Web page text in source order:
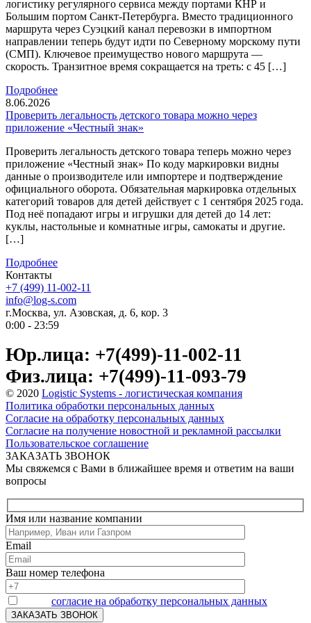
логистику регулярного сервиса между портами КНР и
Большим портом Санкт-Петербурга. Вместо традиционного
маршрута через Суэцкий канал перевозки в импортном
направлении теперь будут идти по Северному морскому пути
(СМП). Ключевое преимущество нового маршрута —
скорость. Транзитное время сокращается на треть: с 45 […]
Подробнее
8.06.2026
Проверить легальность детского товара можно через
приложение «Честный знак»
Проверить легальность детского товара теперь можно через
приложение «Честный знак» По коду маркировки видны
данные о производителе или импортере и подтверждение
официального оборота. Обязательная маркировка отдельных
категорий товаров для детей действует с 1 сентября 2025 года.
Под неё попадают игры и игрушки для детей до 14 лет:
куклы, настольные и комнатные игры, самокаты и другие.
[…]
Подробнее
Контакты
+7 (499) 11-002-11
info@log-s.com
г.Москва, ул. Азовская, д. 6, кор. 3
0:00 - 23:59
Юр.лица: +7(499)-11-002-11
Физ.лица: +7(499)-11-093-79
© 2020 Logistic Systems - логистическая компания
Политика обработки персональных данных
Согласие на обработку персональных данных
Согласие на получение новостной и рекламной рассылки
Пользовательское соглашение
ЗАКАЗАТЬ ЗВОНОК
Мы свяжемся с Вами в ближайшее время и ответим на ваши
вопросы
Имя или название компании
Email
Ваш номер телефона
согласие на обработку персональных данных